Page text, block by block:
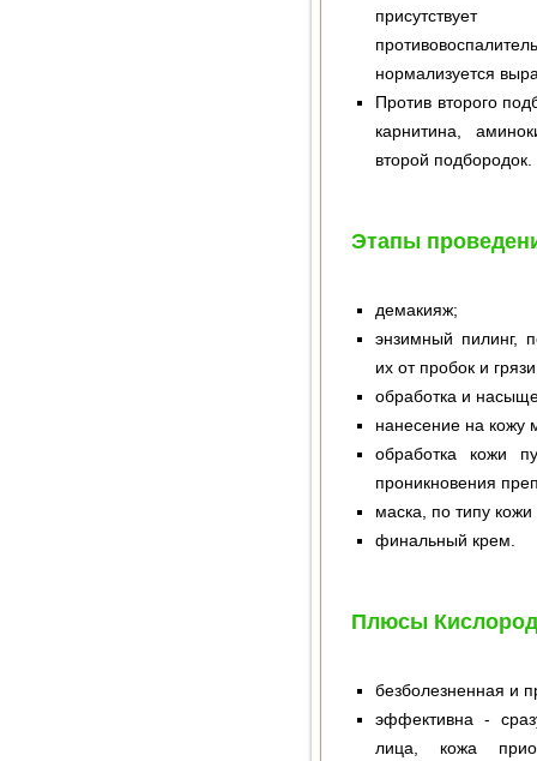
нормализуется
Против второго
карнитина,
второй подбородок.
Этапы
демакияж;
энзимный пилинг,
их от пробок и
обработка и
нанесение на кожу
обработка кожи
проникновения
маска, по типу
финальный крем.
Плюсы
безболезненная и
эффективна -
лица, кожа